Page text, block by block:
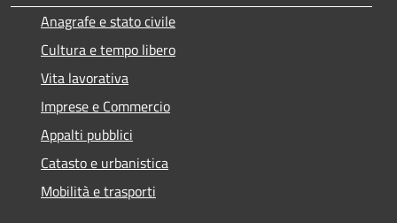
Anagrafe e stato civile
Cultura e tempo libero
Vita lavorativa
Imprese e Commercio
Appalti pubblici
Catasto e urbanistica
Mobilità e trasporti